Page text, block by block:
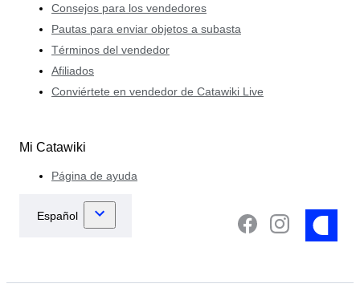
Consejos para los vendedores
Pautas para enviar objetos a subasta
Términos del vendedor
Afiliados
Conviértete en vendedor de Catawiki Live
Mi Catawiki
Página de ayuda